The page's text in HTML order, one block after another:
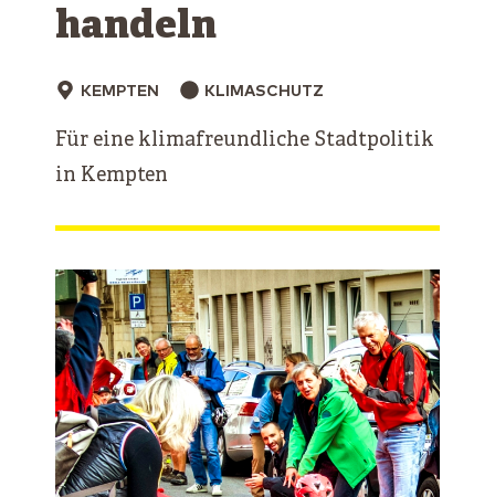
handeln
KEMPTEN KLIMASCHUTZ
Für eine klimafreundliche Stadtpolitik
in Kempten